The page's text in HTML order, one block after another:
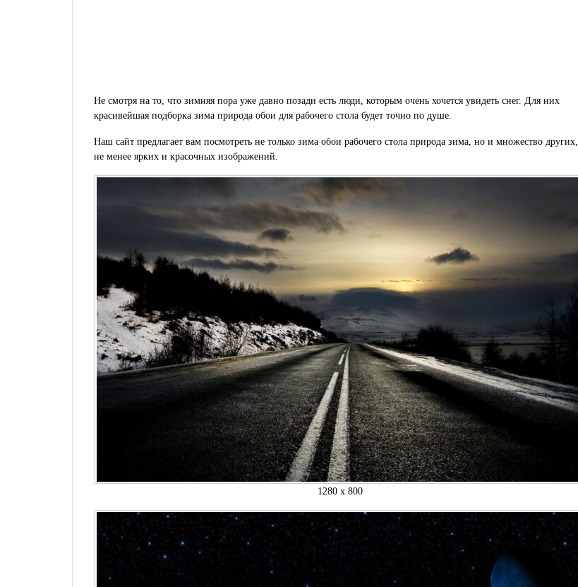
Не смотря на то, что зимняя пора уже давно позади есть люди, которым очень хочется увидеть снег. Для них
красивейшая подборка зима природа обои для рабочего стола будет точно по душе.
Наш сайт предлагает вам посмотреть не только зима обои рабочего стола природа зима, но и множество других,
не менее ярких и красочных изображений.
1280 x 800